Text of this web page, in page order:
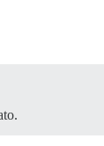
topic"